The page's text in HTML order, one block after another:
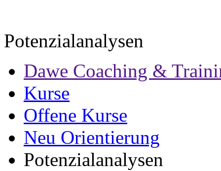
Potenzialanalysen
Dawe Coaching &
Kurse
Offene Kurse
Neu Orientierung
Potenzialanalysen